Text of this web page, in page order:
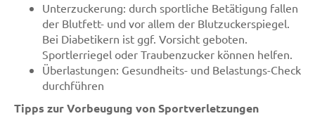
Unterzuckerung: durch sportliche Betätigung fallen
der Blutfett- und vor allem der Blutzuckerspiegel.
Bei Diabetikern ist ggf. Vorsicht geboten.
Sportlerriegel oder Traubenzucker können helfen.
Überlastungen: Gesundheits- und Belastungs-Check
durchführen
Tipps zur Vorbeugung von Sportverletzungen